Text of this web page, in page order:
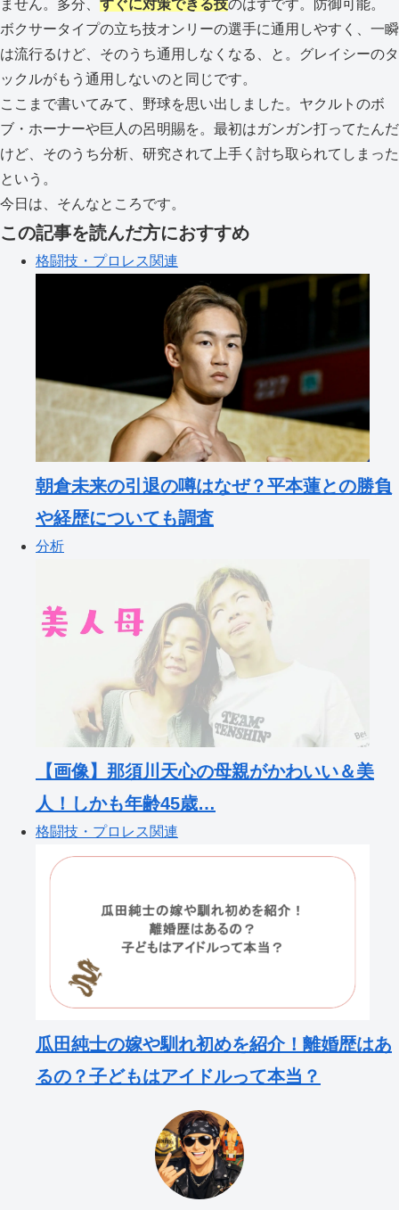
ません。多分、 すぐに対策できる技のはずです。防御可能。
ボクサータイプの立ち技オンリーの選手に通用しやすく、一瞬
は流行るけど、そのうち通用しなくなる、と。グレイシーのタ
ックルがもう通用しないのと同じです。
ここまで書いてみて、野球を思い出しました。ヤクルトのボ
ブ・ホーナーや巨人の呂明賜を。最初はガンガン打ってたんだ
けど、そのうち分析、研究されて上手く討ち取られてしまった
という。
今日は、そんなところです。
この記事を読んだ方におすすめ
格闘技・プロレス関連
朝倉未来の引退の噂はなぜ？平本蓮との勝負
や経歴についても調査
分析
【画像】那須川天心の母親がかわいい＆美
人！しかも年齢45歳…
格闘技・プロレス関連
瓜田純士の嫁や馴れ初めを紹介！離婚歴はあ
るの？子どもはアイドルって本当？